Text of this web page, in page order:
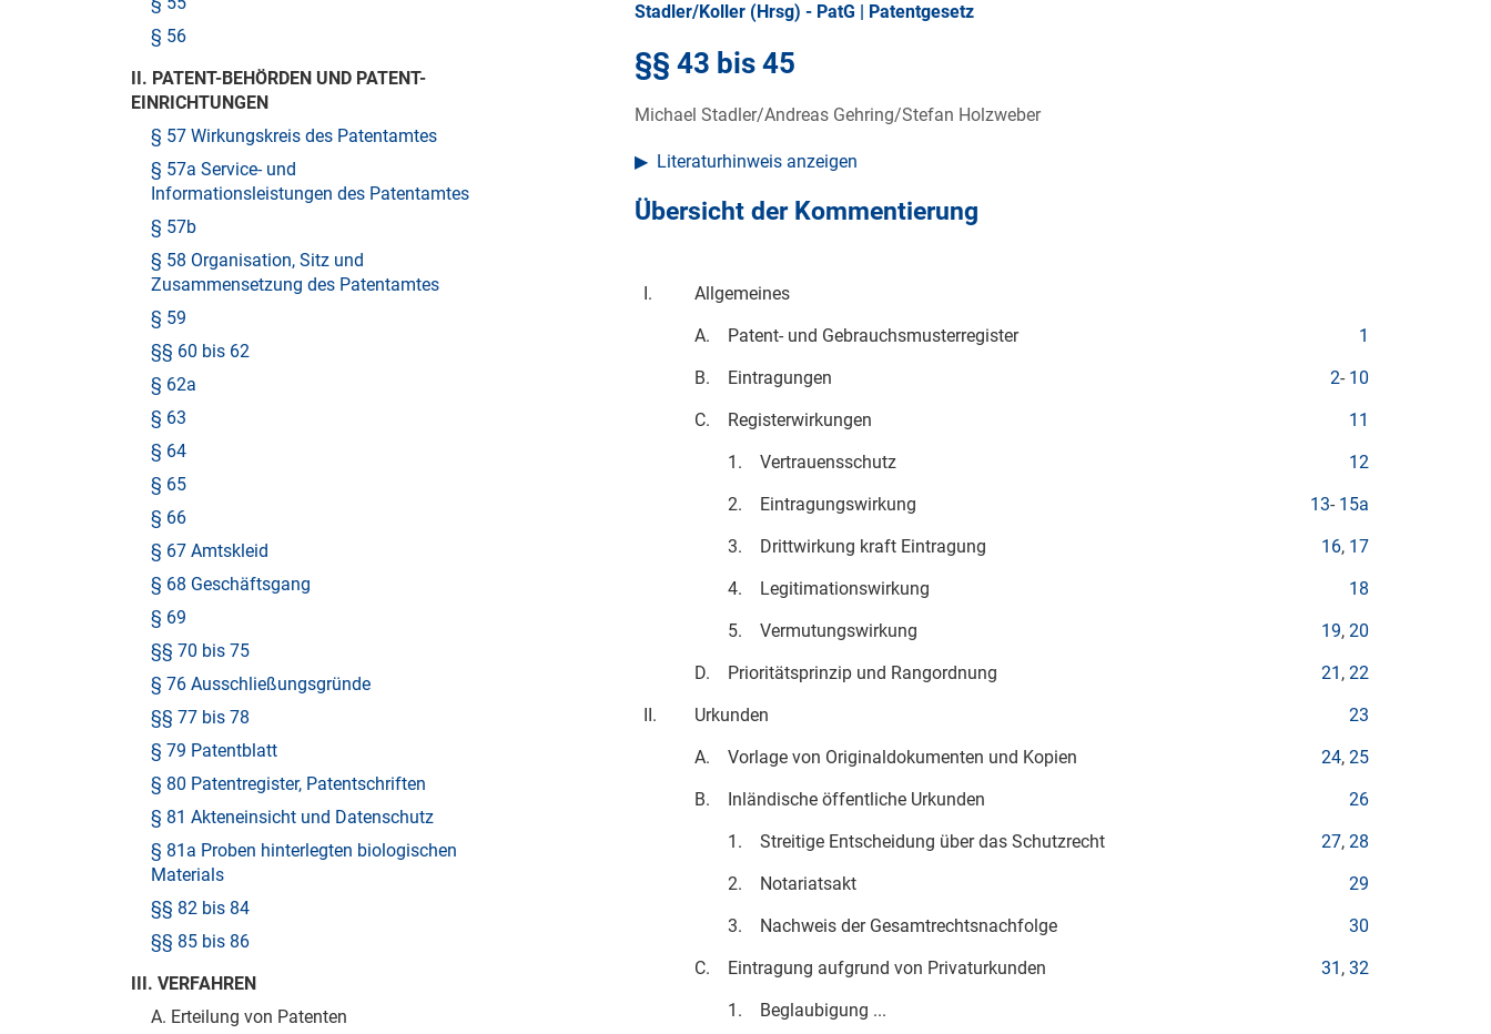
§ 56
II. PATENT-BEHÖRDEN UND PATENT-
EINRICHTUNGEN
§ 57 Wirkungskreis des Patentamtes
§ 57a Service- und
Informationsleistungen des Patentamtes
§ 57b
§ 58 Organisation, Sitz und
Zusammensetzung des Patentamtes
§ 59
§§ 60 bis 62
§ 62a
§ 63
§ 64
§ 65
§ 66
§ 67 Amtskleid
§ 68 Geschäftsgang
§ 69
§§ 70 bis 75
§ 76 Ausschließungsgründe
§§ 77 bis 78
§ 79 Patentblatt
§ 80 Patentregister, Patentschriften
§ 81 Akteneinsicht und Datenschutz
§ 81a Proben hinterlegten biologischen
Materials
§§ 82 bis 84
§§ 85 bis 86
III. VERFAHREN
A. Erteilung von Patenten
Stadler/Koller (Hrsg) - PatG | Patentgesetz
§§ 43 bis 45
Michael Stadler/Andreas Gehring/Stefan Holzweber
Literaturhinweis anzeigen
Übersicht der Kommentierung
I.
Allgemeines
A.
Patent- und Gebrauchsmusterregister
1
B.
Eintragungen 2- 10
C.
Registerwirkungen
11
1.
Vertrauensschutz
12
2.
Eintragungswirkung 13- 15a
3.
Drittwirkung kraft Eintragung 16, 17
4.
Legitimationswirkung
18
5.
Vermutungswirkung 19, 20
D.
Prioritätsprinzip und Rangordnung 21 , 22
II.
Urkunden
23
A.
Vorlage von Originaldokumenten und Kopien 24, 25
B.
Inländische öffentliche Urkunden
26
1.
Streitige Entscheidung über das Schutzrecht 27, 28
2.
Notariatsakt
29
3.
Nachweis der Gesamtrechtsnachfolge
30
C.
Eintragung aufgrund von Privaturkunden 31 , 32
1.
Beglaubigung ...